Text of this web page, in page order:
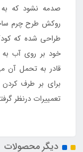
روکش طرح چرم
طراحی شده که
خود بر روی آب
برای بر طرف
تعمییرات درنظر
دیگر محصولات